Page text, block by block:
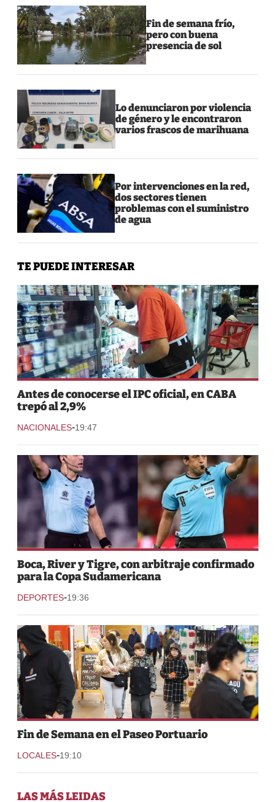
Fin de semana frío,
pero con buena
presencia de sol
Lo denunciaron por violencia
de género y le encontraron
varios frascos de marihuana
Por intervenciones en la red,
dos sectores tienen
problemas con el suministro
de agua
TE PUEDE INTERESAR
Antes de conocerse el IPC oficial, en CABA
trepó al 2,9%
NACIONALES-19:47
Boca, River y Tigre, con arbitraje confirmado
para la Copa Sudamericana
DEPORTES-19:36
Fin de Semana en el Paseo Portuario
LOCALES-19:10
LAS MÁS LEIDAS